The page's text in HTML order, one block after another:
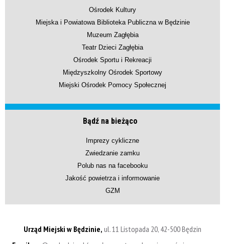
Ośrodek Kultury
Miejska i Powiatowa Biblioteka Publiczna w Będzinie
Muzeum Zagłębia
Teatr Dzieci Zagłębia
Ośrodek Sportu i Rekreacji
Międzyszkolny Ośrodek Sportowy
Miejski Ośrodek Pomocy Społecznej
Bądź na bieżąco
Imprezy cykliczne
Zwiedzanie zamku
Polub nas na facebooku
Jakość powietrza i informowanie
GZM
Urząd Miejski w Będzinie, ul. 11 Listopada 20, 42-500 Będzin